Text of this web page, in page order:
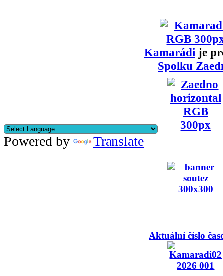
Kamarádi je
Spolku
Powered by Translate
Aktuální číslo